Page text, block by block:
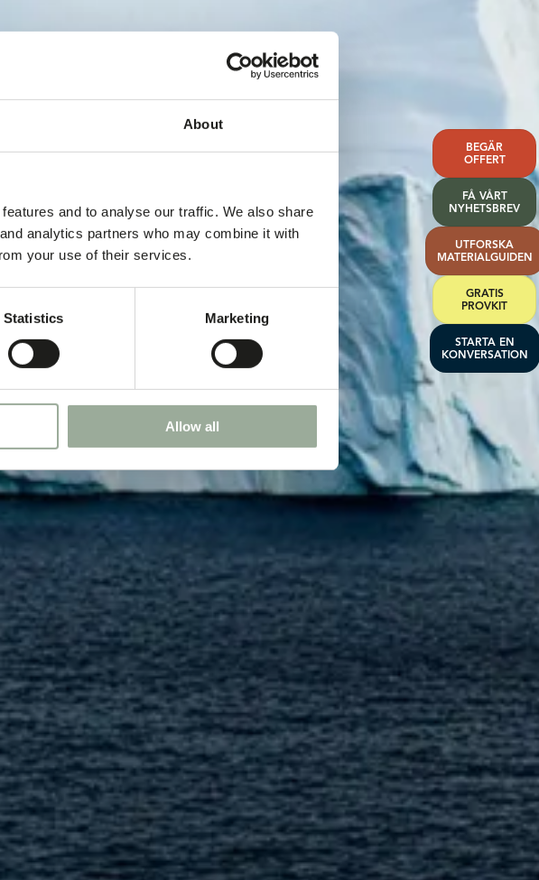
About
and to analyse our traffic. We also share
analytics partners who may combine it with
your use of their services.
Statistics Marketing
Allow all
BEGÄR
OFFERT
FÅ VÅRT
NYHETSBREV
UTFORSKA
MATERIALGUIDEN
GRATIS
PROVKIT
STARTA EN
KONVERSATION